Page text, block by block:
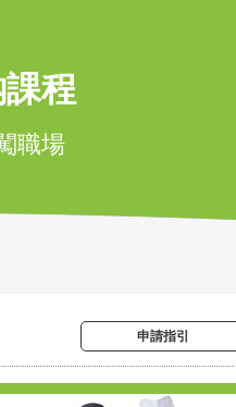
程
職場
申請指引